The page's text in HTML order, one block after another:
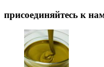
присоединяйтесь к